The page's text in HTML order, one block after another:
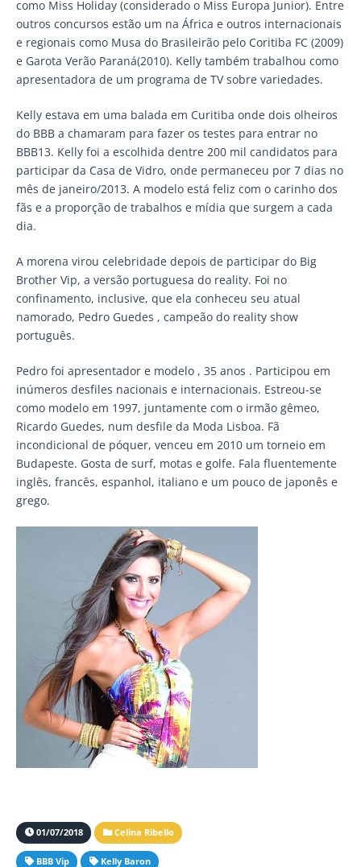
como Miss Holiday (considerado o Miss Europa Junior). Entre
outros concursos estão um na África e outros internacionais
e regionais como Musa do Brasileirão pelo Coritiba FC (2009)
e Garota Verão Paraná(2010). Kelly também trabalhou como
apresentadora de um programa de TV sobre variedades.
Kelly estava em uma balada em Curitiba onde dois olheiros
do BBB a chamaram para fazer os testes para entrar no
BBB13. Kelly foi a escolhida dentre 200 mil candidatos para
participar da Casa de Vidro, onde permaneceu por 7 dias no
mês de janeiro/2013. A modelo está feliz com o carinho dos
fãs e a proporção de trabalhos e mídia que surgem a cada
dia.
A morena virou celebridade depois de participar do Big
Brother Vip, a versão portuguesa do reality. Foi no
confinamento, inclusive, que ela conheceu seu atual
namorado, Pedro Guedes , campeão do reality show
português.
Pedro foi apresentador e modelo , 35 anos . Participou em
inúmeros desfiles nacionais e internacionais. Estreou-se
como modelo em 1997, juntamente com o irmão gêmeo,
Ricardo Guedes, num desfile da Moda Lisboa. Fã
incondicional de póquer, venceu em 2010 um torneio em
Budapeste. Gosta de surf, motas e golfe. Fala fluentemente
inglês, francês, espanhol, italiano e um pouco de japonês e
grego.
01/07/2018 Celina Ribello
BBB Vip Kelly Baron